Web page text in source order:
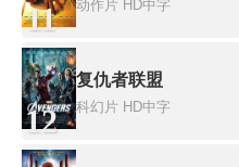
11 动作片 HD中字
12
复仇者联盟
科幻片 HD中字